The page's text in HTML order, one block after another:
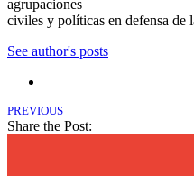
agrupaciones
civiles y políticas en defensa de
See author's posts
PREVIOUS
Share the Post: